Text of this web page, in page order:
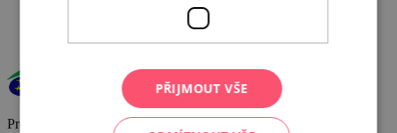
Provoz a činnost DMO byly podpořeny za přispění prostředků
PŘIJMOUT VŠE